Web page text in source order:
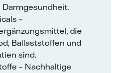
–
die
Ballaststoffen und
sind.
– Nachhaltige